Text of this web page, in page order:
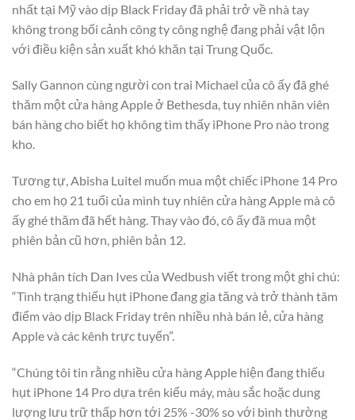
nhất tại Mỹ vào dịp Black Friday đã phải trở về nhà tay
không trong bối cảnh công ty công nghệ đang phải vật lộn
với điều kiện sản xuất khó khăn tại Trung Quốc.
Sally Gannon cùng người con trai Michael của cô ấy đã ghé
thăm một cửa hàng Apple ở Bethesda, tuy nhiên nhân viên
bán hàng cho biết họ không tìm thấy iPhone Pro nào trong
kho.
Tương tự, Abisha Luitel muốn mua một chiếc iPhone 14 Pro
cho em họ 21 tuổi của mình tuy nhiên cửa hàng Apple mà cô
ấy ghé thăm đã hết hàng. Thay vào đó, cô ấy đã mua một
phiên bản cũ hơn, phiên bản 12.
Nhà phân tích Dan Ives của Wedbush viết trong một ghi chú:
“Tình trạng thiếu hụt iPhone đang gia tăng và trở thành tâm
điểm vào dịp Black Friday trên nhiều nhà bán lẻ, cửa hàng
Apple và các kênh trực tuyến”.
“Chúng tôi tin rằng nhiều cửa hàng Apple hiện đang thiếu
hụt iPhone 14 Pro dựa trên kiểu máy, màu sắc hoặc dung
lượng lưu trữ thấp hơn tới 25% -30% so với bình thường